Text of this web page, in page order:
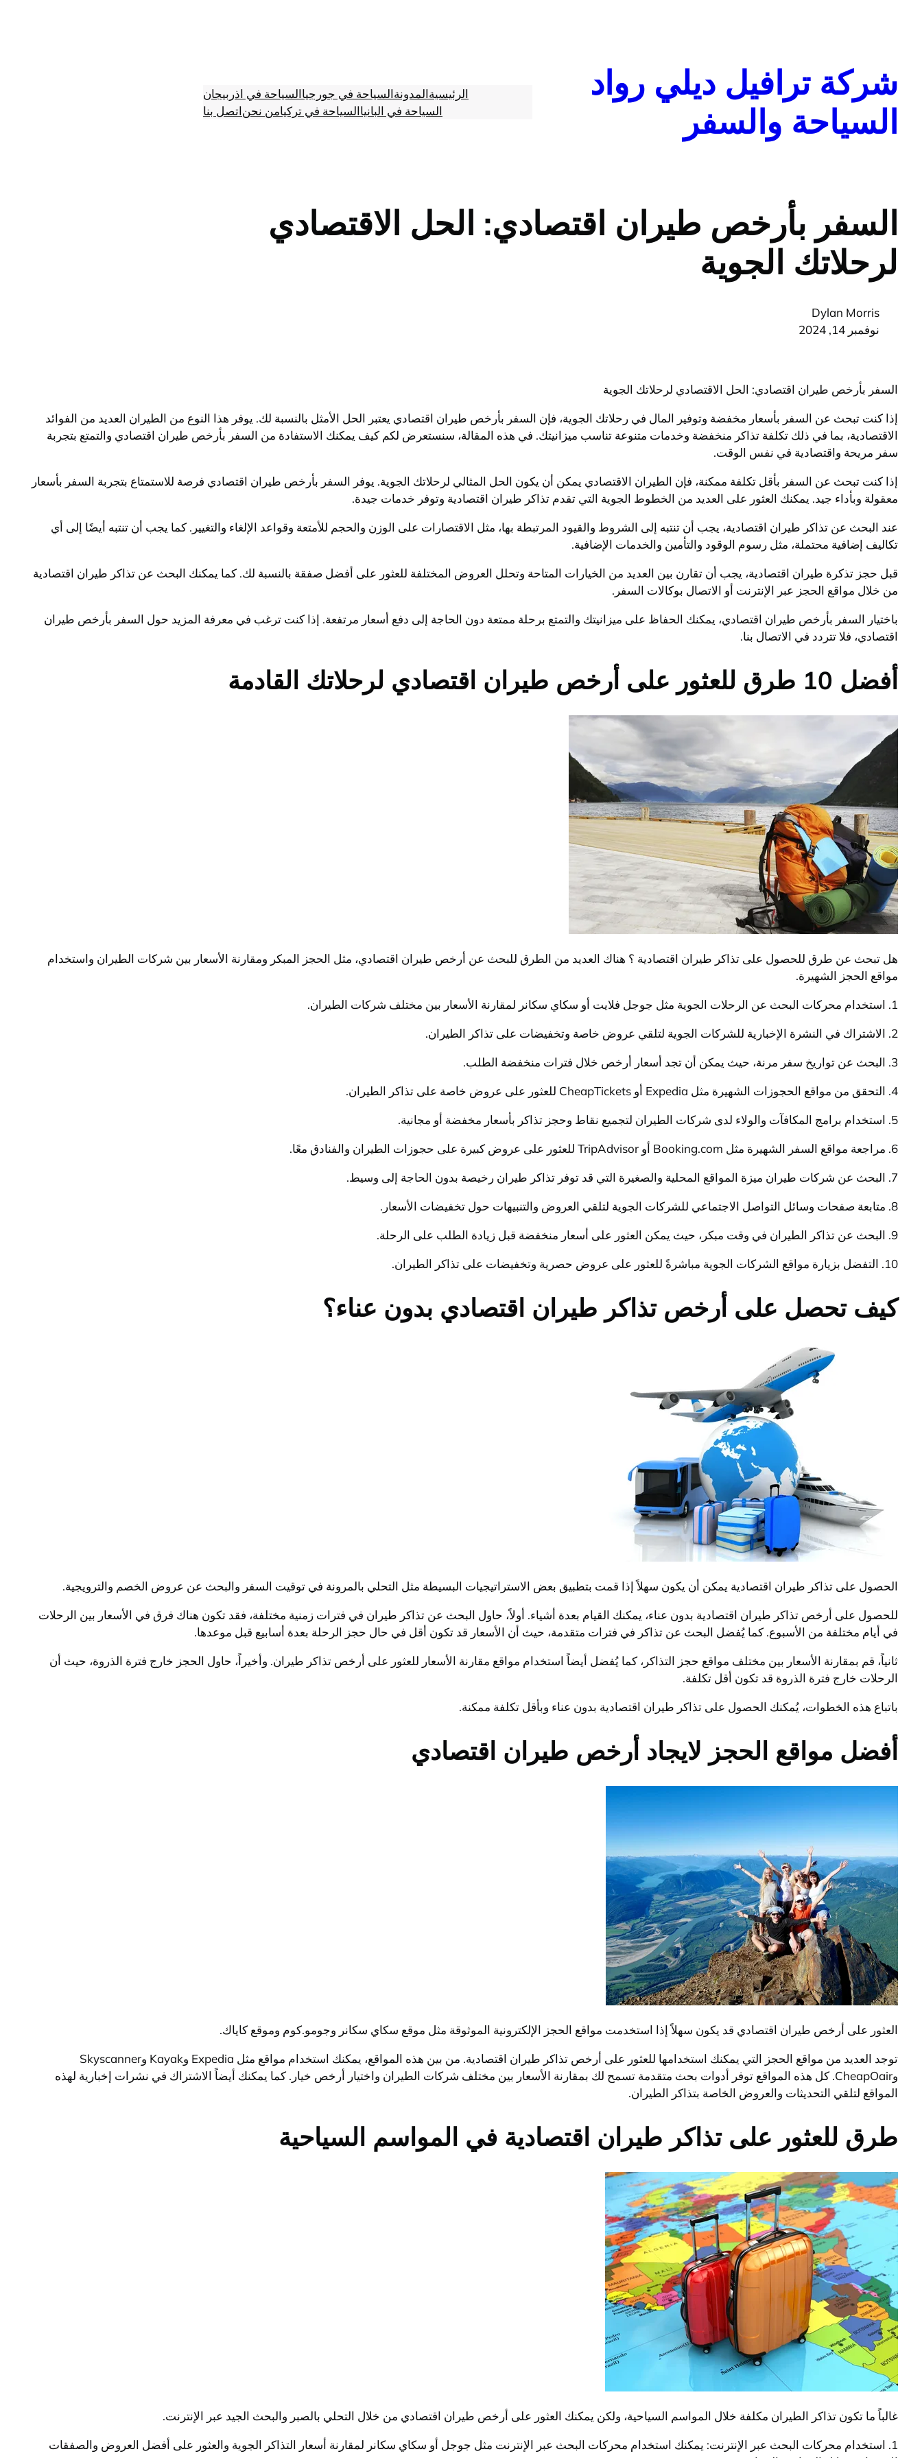
شركة ترافيل ديلي رواد
السياحة والسفر
الرئيسيةالمدونةالسياحة في جورجياالسياحة في اذربيجان
السياحة في البانياالسياحة في تركيامن نحناتصل بنا
السفر بأرخص طيران اقتصادي: الحل الاقتصادي
لرحلاتك الجوية
Dylan Morris
نوفمبر 14, 2024
السفر بأرخص طيران اقتصادي: الحل الاقتصادي لرحلاتك الجوية
إذا كنت تبحث عن السفر بأسعار مخفضة وتوفير المال في رحلاتك الجوية، فإن السفر بأرخص طيران اقتصادي يعتبر الحل الأمثل بالنسبة لك. يوفر هذا النوع من الطيران العديد من الفوائد
الاقتصادية، بما في ذلك تكلفة تذاكر منخفضة وخدمات متنوعة تناسب ميزانيتك. في هذه المقالة، سنستعرض لكم كيف يمكنك الاستفادة من السفر بأرخص طيران اقتصادي والتمتع بتجربة
سفر مريحة واقتصادية في نفس الوقت.
إذا كنت تبحث عن السفر بأقل تكلفة ممكنة، فإن الطيران الاقتصادي يمكن أن يكون الحل المثالي لرحلاتك الجوية. يوفر السفر بأرخص طيران اقتصادي فرصة للاستمتاع بتجربة السفر بأسعار
معقولة وبأداء جيد. يمكنك العثور على العديد من الخطوط الجوية التي تقدم تذاكر طيران اقتصادية وتوفر خدمات جيدة.
عند البحث عن تذاكر طيران اقتصادية، يجب أن تنتبه إلى الشروط والقيود المرتبطة بها، مثل الاقتصارات على الوزن والحجم للأمتعة وقواعد الإلغاء والتغيير. كما يجب أن تنتبه أيضًا إلى أي
تكاليف إضافية محتملة، مثل رسوم الوقود والتأمين والخدمات الإضافية.
قبل حجز تذكرة طيران اقتصادية، يجب أن تقارن بين العديد من الخيارات المتاحة وتحلل العروض المختلفة للعثور على أفضل صفقة بالنسبة لك. كما يمكنك البحث عن تذاكر طيران اقتصادية
من خلال مواقع الحجز عبر الإنترنت أو الاتصال بوكالات السفر.
باختيار السفر بأرخص طيران اقتصادي، يمكنك الحفاظ على ميزانيتك والتمتع برحلة ممتعة دون الحاجة إلى دفع أسعار مرتفعة. إذا كنت ترغب في معرفة المزيد حول السفر بأرخص طيران
اقتصادي، فلا تتردد في الاتصال بنا.
أفضل 10 طرق للعثور على أرخص طيران اقتصادي لرحلاتك القادمة
هل تبحث عن طرق للحصول على تذاكر طيران اقتصادية ؟ هناك العديد من الطرق للبحث عن أرخص طيران اقتصادي، مثل الحجز المبكر ومقارنة الأسعار بين شركات الطيران واستخدام
مواقع الحجز الشهيرة.
1. استخدام محركات البحث عن الرحلات الجوية مثل جوجل فلايت أو سكاي سكانر لمقارنة الأسعار بين مختلف شركات الطيران.
2. الاشتراك في النشرة الإخبارية للشركات الجوية لتلقي عروض خاصة وتخفيضات على تذاكر الطيران.
3. البحث عن تواريخ سفر مرنة، حيث يمكن أن تجد أسعار أرخص خلال فترات منخفضة الطلب.
4. التحقق من مواقع الحجوزات الشهيرة مثل Expedia أو CheapTickets للعثور على عروض خاصة على تذاكر الطيران.
5. استخدام برامج المكافآت والولاء لدى شركات الطيران لتجميع نقاط وحجز تذاكر بأسعار مخفضة أو مجانية.
6. مراجعة مواقع السفر الشهيرة مثل Booking.com أو TripAdvisor للعثور على عروض كبيرة على حجوزات الطيران والفنادق معًا.
7. البحث عن شركات طيران ميزة المواقع المحلية والصغيرة التي قد توفر تذاكر طيران رخيصة بدون الحاجة إلى وسيط.
8. متابعة صفحات وسائل التواصل الاجتماعي للشركات الجوية لتلقي العروض والتنبيهات حول تخفيضات الأسعار.
9. البحث عن تذاكر الطيران في وقت مبكر، حيث يمكن العثور على أسعار منخفضة قبل زيادة الطلب على الرحلة.
10. التفضل بزيارة مواقع الشركات الجوية مباشرةً للعثور على عروض حصرية وتخفيضات على تذاكر الطيران.
كيف تحصل على أرخص تذاكر طيران اقتصادي بدون عناء؟
الحصول على تذاكر طيران اقتصادية يمكن أن يكون سهلاً إذا قمت بتطبيق بعض الاستراتيجيات البسيطة مثل التحلي بالمرونة في توقيت السفر والبحث عن عروض الخصم والترويجية.
للحصول على أرخص تذاكر طيران اقتصادية بدون عناء، يمكنك القيام بعدة أشياء. أولاً، حاول البحث عن تذاكر طيران في فترات زمنية مختلفة، فقد تكون هناك فرق في الأسعار بين الرحلات
في أيام مختلفة من الأسبوع. كما يُفضل البحث عن تذاكر في فترات متقدمة، حيث أن الأسعار قد تكون أقل في حال حجز الرحلة بعدة أسابيع قبل موعدها.
ثانياً، قم بمقارنة الأسعار بين مختلف مواقع حجز التذاكر، كما يُفضل أيضاً استخدام مواقع مقارنة الأسعار للعثور على أرخص تذاكر طيران. وأخيراً، حاول الحجز خارج فترة الذروة، حيث أن
الرحلات خارج فترة الذروة قد تكون أقل تكلفة.
باتباع هذه الخطوات، يُمكنك الحصول على تذاكر طيران اقتصادية بدون عناء وبأقل تكلفة ممكنة.
أفضل مواقع الحجز لايجاد أرخص طيران اقتصادي
العثور على أرخص طيران اقتصادي قد يكون سهلاً إذا استخدمت مواقع الحجز الإلكترونية الموثوقة مثل موقع سكاي سكانر وجومو.كوم وموقع كاياك.
توجد العديد من مواقع الحجز التي يمكنك استخدامها للعثور على أرخص تذاكر طيران اقتصادية. من بين هذه المواقع، يمكنك استخدام مواقع مثل Expedia وKayak وSkyscanner
وCheapOair. كل هذه المواقع توفر أدوات بحث متقدمة تسمح لك بمقارنة الأسعار بين مختلف شركات الطيران واختيار أرخص خيار. كما يمكنك أيضاً الاشتراك في نشرات إخبارية لهذه
المواقع لتلقي التحديثات والعروض الخاصة بتذاكر الطيران.
طرق للعثور على تذاكر طيران اقتصادية في المواسم السياحية
غالباً ما تكون تذاكر الطيران مكلفة خلال المواسم السياحية، ولكن يمكنك العثور على أرخص طيران اقتصادي من خلال التحلي بالصبر والبحث الجيد عبر الإنترنت.
1. استخدام محركات البحث عبر الإنترنت: يمكنك استخدام محركات البحث عبر الإنترنت مثل جوجل أو سكاي سكانر لمقارنة أسعار التذاكر الجوية والعثور على أفضل العروض والصفقات